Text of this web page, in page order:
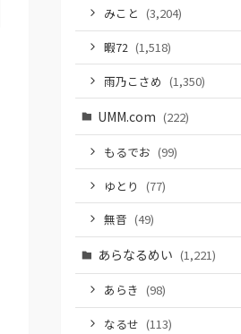
みこと (3,204)
暇72 (1,518)
雨乃こさめ (1,350)
UMM.com (222)
もるでお (99)
ゆとり (77)
無音 (49)
あらなるめい (1,221)
あらき (98)
なるせ (113)